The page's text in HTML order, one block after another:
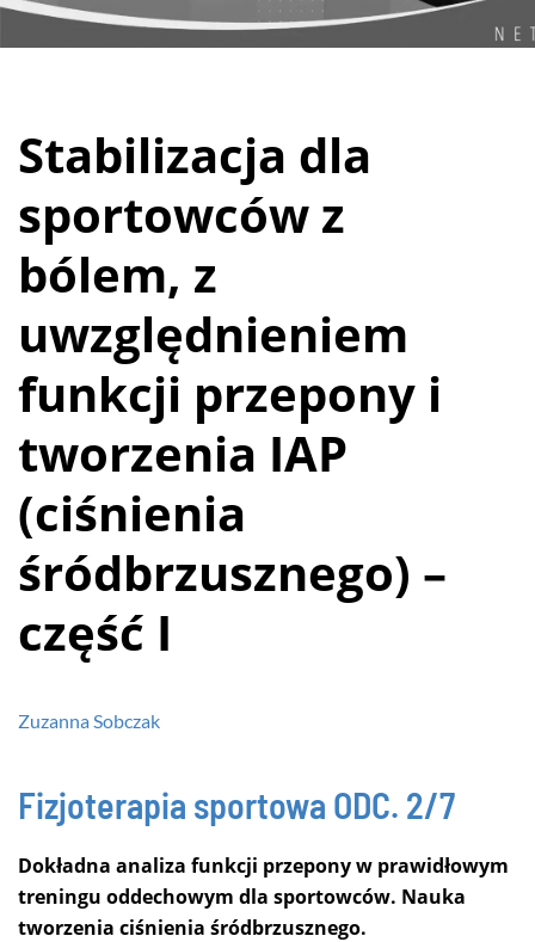
Stabilizacja dla
sportowców z
bólem, z
uwzględnieniem
funkcji przepony i
tworzenia IAP
(ciśnienia
śródbrzusznego) –
część I
Zuzanna Sobczak
Fizjoterapia sportowa ODC. 2/7
Dokładna analiza funkcji przepony w prawidłowym
treningu oddechowym dla sportowców. Nauka
tworzenia ciśnienia śródbrzusznego.